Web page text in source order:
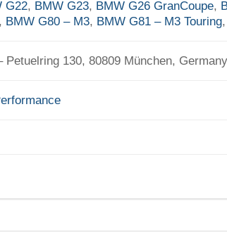
G22, BMW G23, BMW G26 GranCoupe,
BMW G80 – M3, BMW G81 – M3 Touring,
Petuelring 130, 80809 München, Germany